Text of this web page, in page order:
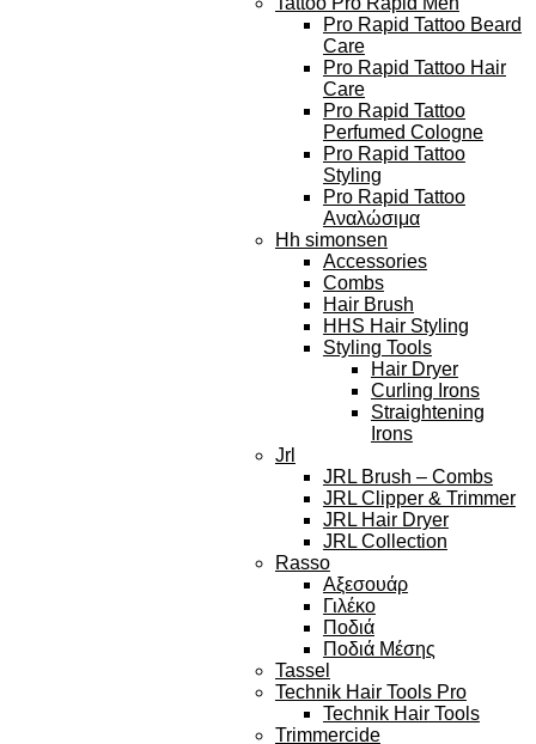
Pro Rapid Tattoo Beard
Care
Pro Rapid Tattoo Hair
Care
Pro Rapid Tattoo
Perfumed Cologne
Pro Rapid Tattoo
Styling
Pro Rapid Tattoo
Αναλώσιμα
Hh simonsen
Accessories
Combs
Hair Brush
HHS Hair Styling
Styling Tools
Hair Dryer
Curling Irons
Straightening
Irons
Jrl
JRL Brush – Combs
JRL Clipper & Trimmer
JRL Hair Dryer
JRL Collection
Rasso
Αξεσουάρ
Γιλέκο
Ποδιά
Ποδιά Μέσης
Tassel
Technik Hair Tools Pro
Technik Hair Tools
Trimmercide